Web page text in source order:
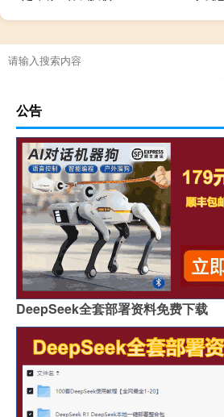
公告
DeepSeek全套部署资料免费下载